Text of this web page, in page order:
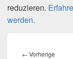
reduzieren.
werden.
← Vorherige